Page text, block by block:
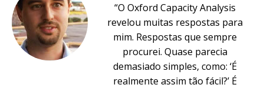
“O Oxford Capacity Analysis
revelou muitas respostas para
mim. Respostas que sempre
procurei. Quase parecia
demasiado simples, como: ‘É
realmente assim tão fácil?’ É